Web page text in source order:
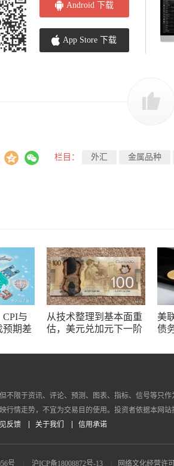
Android 下载
App Store 下载
栏目： 外汇 金属品种
与
预期差
从技术整理到基本面重
估，美元兑加元下一阶
美
债
不限于资讯、评论、预测、图表、指标、信号等只
行情走势，不宜为交易目的使用。投资者依据本网
反馈 关于我们 信用承诺
号 沪ICP备18008872号-13 网络文化经营许